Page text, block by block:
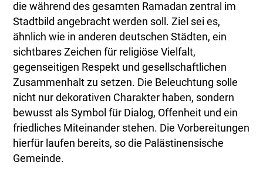
die während des gesamten Ramadan zentral im
Stadtbild angebracht werden soll. Ziel sei es,
ähnlich wie in anderen deutschen Städten, ein
sichtbares Zeichen für religiöse Vielfalt,
gegenseitigen Respekt und gesellschaftlichen
Zusammenhalt zu setzen. Die Beleuchtung solle
nicht nur dekorativen Charakter haben, sondern
bewusst als Symbol für Dialog, Offenheit und ein
friedliches Miteinander stehen. Die Vorbereitungen
hierfür laufen bereits, so die Palästinensische
Gemeinde.